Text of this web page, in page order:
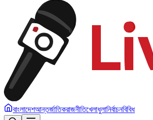
বাংলাদেশআন্তর্জাতিকরাজনীতিখেলাধুলানির্বাচনবিবিধ